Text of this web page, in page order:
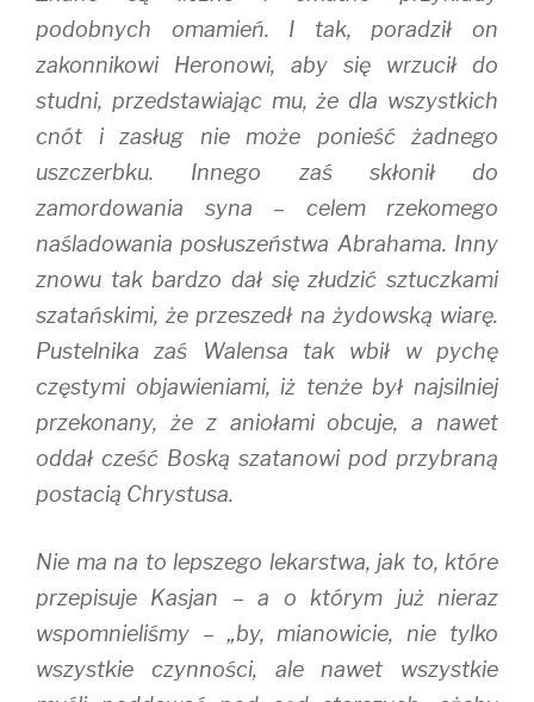
podobnych omamień. I tak, poradził on
zakonnikowi Heronowi, aby się wrzucił do
studni, przedstawiając mu, że dla wszystkich
cnót i zasług nie może ponieść żadnego
uszczerbku. Innego zaś skłonił do
zamordowania syna – celem rzekomego
naśladowania posłuszeństwa Abrahama. Inny
znowu tak bardzo dał się złudzić sztuczkami
szatańskimi, że przeszedł na żydowską wiarę.
Pustelnika zaś Walensa tak wbił w pychę
częstymi objawieniami, iż tenże był najsilniej
przekonany, że z aniołami obcuje, a nawet
oddał cześć Boską szatanowi pod przybraną
postacią Chrystusa.
Nie ma na to lepszego lekarstwa, jak to, które
przepisuje Kasjan – a o którym już nieraz
wspomnieliśmy – „by, mianowicie, nie tylko
wszystkie czynności, ale nawet wszystkie